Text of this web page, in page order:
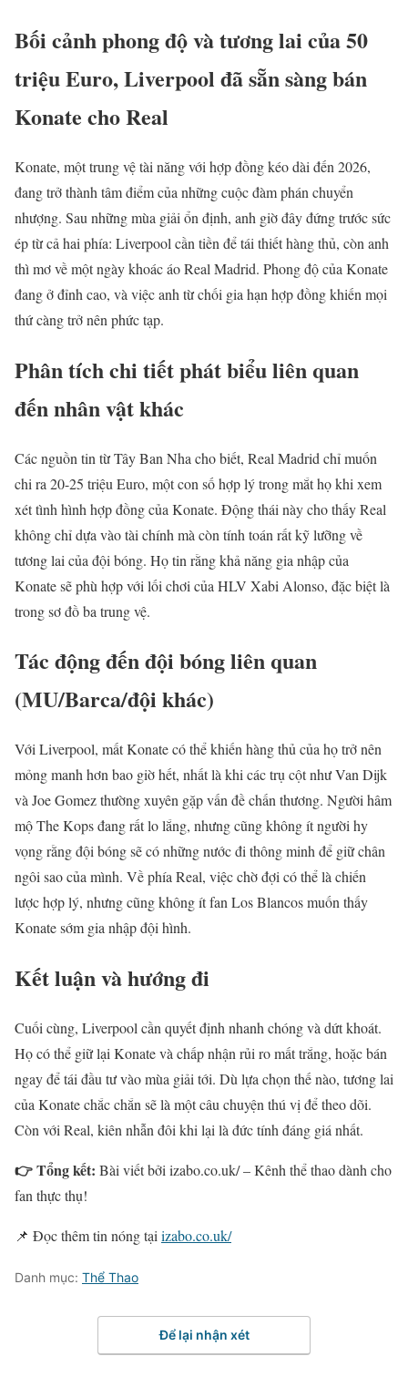
Bối cảnh phong độ và tương lai của 50
triệu Euro, Liverpool đã sẵn sàng bán
Konate cho Real
Konate, một trung vệ tài năng với hợp đồng kéo dài đến 2026,
đang trở thành tâm điểm của những cuộc đàm phán chuyển
nhượng. Sau những mùa giải ổn định, anh giờ đây đứng trước sức
ép từ cả hai phía: Liverpool cần tiền để tái thiết hàng thủ, còn anh
thì mơ về một ngày khoác áo Real Madrid. Phong độ của Konate
đang ở đỉnh cao, và việc anh từ chối gia hạn hợp đồng khiến mọi
thứ càng trở nên phức tạp.
Phân tích chi tiết phát biểu liên quan
đến nhân vật khác
Các nguồn tin từ Tây Ban Nha cho biết, Real Madrid chỉ muốn
chi ra 20-25 triệu Euro, một con số hợp lý trong mắt họ khi xem
xét tình hình hợp đồng của Konate. Động thái này cho thấy Real
không chỉ dựa vào tài chính mà còn tính toán rất kỹ lưỡng về
tương lai của đội bóng. Họ tin rằng khả năng gia nhập của
Konate sẽ phù hợp với lối chơi của HLV Xabi Alonso, đặc biệt là
trong sơ đồ ba trung vệ.
Tác động đến đội bóng liên quan
(MU/Barca/đội khác)
Với Liverpool, mất Konate có thể khiến hàng thủ của họ trở nên
mỏng manh hơn bao giờ hết, nhất là khi các trụ cột như Van Dijk
và Joe Gomez thường xuyên gặp vấn đề chấn thương. Người hâm
mộ The Kops đang rất lo lắng, nhưng cũng không ít người hy
vọng rằng đội bóng sẽ có những nước đi thông minh để giữ chân
ngôi sao của mình. Về phía Real, việc chờ đợi có thể là chiến
lược hợp lý, nhưng cũng không ít fan Los Blancos muốn thấy
Konate sớm gia nhập đội hình.
Kết luận và hướng đi
Cuối cùng, Liverpool cần quyết định nhanh chóng và dứt khoát.
Họ có thể giữ lại Konate và chấp nhận rủi ro mất trắng, hoặc bán
ngay để tái đầu tư vào mùa giải tới. Dù lựa chọn thế nào, tương lai
của Konate chắc chắn sẽ là một câu chuyện thú vị để theo dõi.
Còn với Real, kiên nhẫn đôi khi lại là đức tính đáng giá nhất.
👉 Tổng kết: Bài viết bởi izabo.co.uk/ – Kênh thể thao dành cho
fan thực thụ!
📌 Đọc thêm tin nóng tại izabo.co.uk/
Danh mục: Thể Thao
Để lại nhận xét